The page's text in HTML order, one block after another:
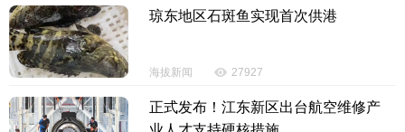
琼东地区石斑鱼实现首次供港
海拔新闻 27927
正式发布！江东新区出台航空维修产